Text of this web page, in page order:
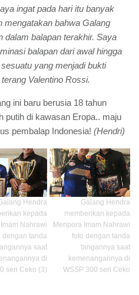
ingat pada hari itu banyak
mengatakan bahwa Galang
dalam balapan terakhir. Saya
balapan dari awal hingga
yang menjadi bukti
Valentino Rossi.
ini baru berusia 18 tahun
putih di kawasan Eropa.. maju
pembalap Indonesia! (Hendri)
Hendra
kepada
Nahrawi
dengan tanda
saat
di
seri Ceko (3)
Galang Hendra
memberikan kepada
Menpora Imam Nahrawi
foto dengan tanda
tangannya saat
kemenangannya di
WSSP 300 seri Ceko